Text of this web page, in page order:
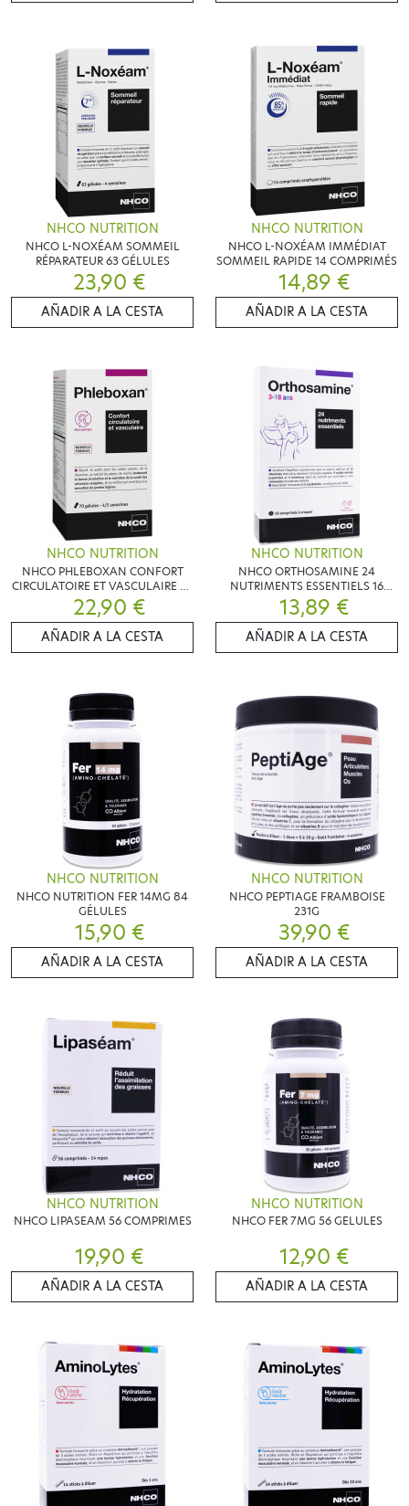
NHCO NUTRITION
NHCO L-NOXÉAM SOMMEIL
RÉPARATEUR 63 GÉLULES
23,90 €
AÑADIR A LA CESTA
NHCO NUTRITION
NHCO L-NOXÉAM IMMÉDIAT
SOMMEIL RAPIDE 14 COMPRIMÉS
14,89 €
AÑADIR A LA CESTA
NHCO NUTRITION
NHCO PHLEBOXAN CONFORT
CIRCULATOIRE ET VASCULAIRE 70
GÉLULES
22,90 €
AÑADIR A LA CESTA
NHCO NUTRITION
NHCO ORTHOSAMINE 24
NUTRIMENTS ESSENTIELS 16
COMPRIMÉS
13,89 €
AÑADIR A LA CESTA
NHCO NUTRITION
NHCO NUTRITION FER 14MG 84
GÉLULES
15,90 €
AÑADIR A LA CESTA
NHCO NUTRITION
NHCO PEPTIAGE FRAMBOISE
231G
39,90 €
AÑADIR A LA CESTA
NHCO NUTRITION
NHCO LIPASEAM 56 COMPRIMES
19,90 €
AÑADIR A LA CESTA
NHCO NUTRITION
NHCO FER 7MG 56 GELULES
12,90 €
AÑADIR A LA CESTA